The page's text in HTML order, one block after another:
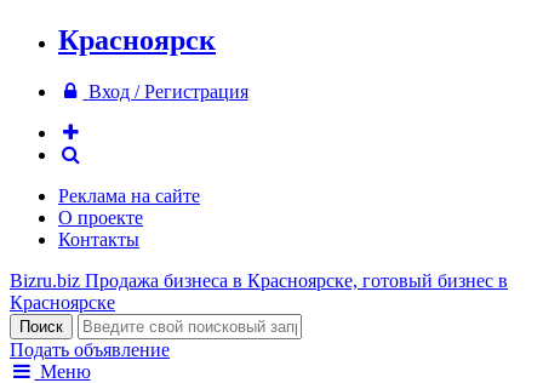
Красноярск
Вход / Регистрация
Реклама на сайте
О проекте
Контакты
Bizru.biz Продажа бизнеса в Красноярске, готовый бизнес в
Красноярске
Подать объявление
Меню